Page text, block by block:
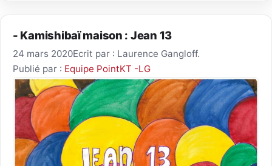
- Kamishibaï maison : Jean 13
24 mars 2020Ecrit par : Laurence Gangloff.
Publié par : Equipe PointKT -LG